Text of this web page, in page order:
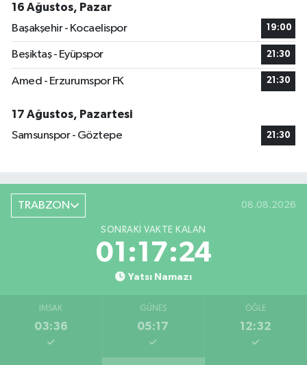
16 Ağustos, Pazar
Başakşehir - Kocaelispor
19:00
Beşiktaş - Eyüpspor 21:30
Amed - Erzurumspor FK 21:30
17 Ağustos, Pazartesi
Samsunspor - Göztepe
21:30
TRABZON 08.08.2026
SONRAKI VAKTE KALAN
01:17:23
Yatsı Namazı
İMSAK
03:36
GÜNEŞ
05:17
ÖĞLE
12:32